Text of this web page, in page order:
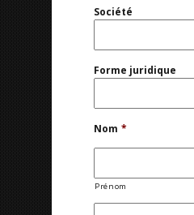
Société
Forme juridique
Nom *
Prénom